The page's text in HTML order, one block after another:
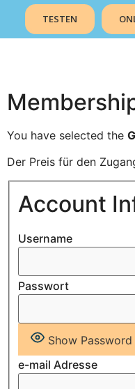
TESTEN
You have selected the
Der Preis für den
Account
Username
Passwort
Show Password
e-mail Adresse